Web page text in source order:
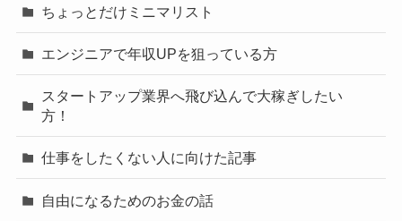
ちょっとだけミニマリスト
エンジニアで年収UPを狙っている方
スタートアップ業界へ飛び込んで大稼ぎしたい
方！
仕事をしたくない人に向けた記事
自由になるためのお金の話